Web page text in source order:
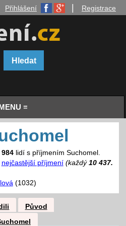
Přihlášení Registrace
≡
984lidí s příjmením Suchomel.
nejčastější příjmení (každý 10 437.
(1032)
Původ